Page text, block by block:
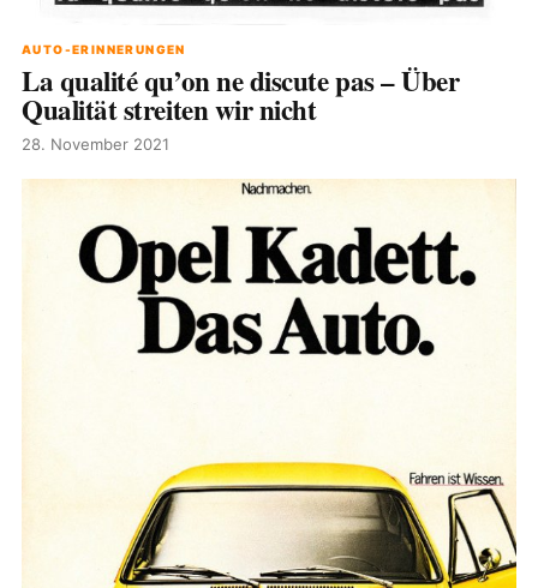
AUTO-ERINNERUNGEN
La qualité qu’on ne discute pas – Über
Qualität streiten wir nicht
28. November 2021